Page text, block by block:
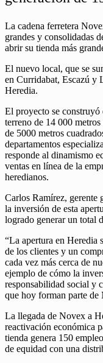
La cadena ferretera
grandes y consolidadas
abrir su tienda más
El nuevo local, que se
en Curridabat, Escazú y
Heredia.
El proyecto se construyó
terreno de 14 000
de 5000 metros
departamentos
responde al dinamismo
ventas en línea de la
heredianos.
Carlos Ramírez, gerente
la inversión de esta
logrado generar un total
“La apertura en Heredia
de los clientes y un
cada vez más cerca de
ejemplo de cómo la
responsabilidad social y
que hoy forman parte de
La llegada de Novex a
reactivación económica
tienda genera 150
de equidad con una